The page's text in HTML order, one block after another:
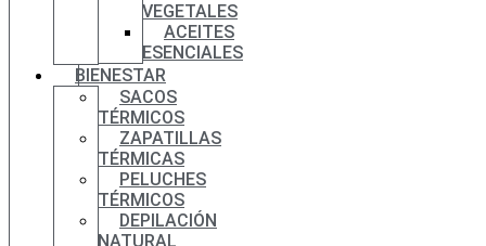
VEGETALES
ACEITES
ESENCIALES
BIENESTAR
SACOS
TÉRMICOS
ZAPATILLAS
TÉRMICAS
PELUCHES
TÉRMICOS
DEPILACIÓN
NATURAL